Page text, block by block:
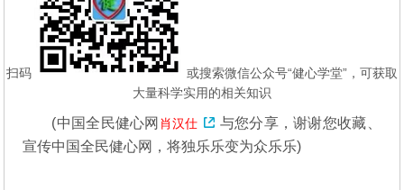
笑
给
人
留
下
印
象
扫码
或搜索微信公众号“健心学堂”，可获取
大量科学实用的相关知识
(中国全民健心网 肖汉仕
与您分享，谢谢您收藏、
宣传中国全民健心网，将独乐乐变为众乐乐)